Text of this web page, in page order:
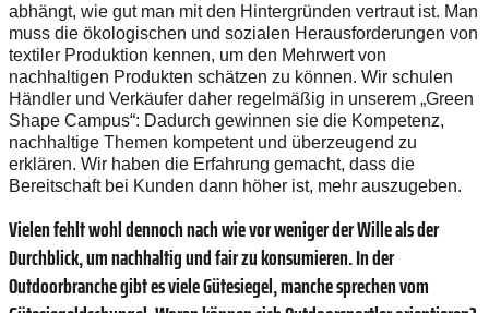
abhängt, wie gut man mit den Hintergründen vertraut ist. Man
muss die ökologischen und sozialen Herausforderungen von
textiler Produktion kennen, um den Mehrwert von
nachhaltigen Produkten schätzen zu können. Wir schulen
Händler und Verkäufer daher regelmäßig in unserem „Green
Shape Campus“: Dadurch gewinnen sie die Kompetenz,
nachhaltige Themen kompetent und überzeugend zu
erklären. Wir haben die Erfahrung gemacht, dass die
Bereitschaft bei Kunden dann höher ist, mehr auszugeben.
Vielen fehlt wohl dennoch nach wie vor weniger der Wille als der
Durchblick, um nachhaltig und fair zu konsumieren. In der
Outdoorbranche gibt es viele Gütesiegel, manche sprechen vom